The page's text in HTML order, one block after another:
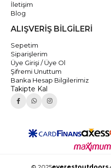
İletişim
Blog
ALIŞVERİŞ BİLGİLERİ
Sepetim
Siparişlerim
Üye Girişi / Üye Ol
Şifremi Unuttum
Banka Hesap Bilgilerimiz
Takipte Kal